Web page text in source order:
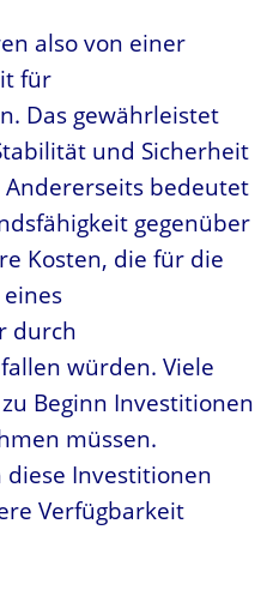
also von einer
für
Das gewährleistet
und Sicherheit
bedeutet
gegenüber
Kosten, die für die
durch
würden. Viele
Beginn Investitionen
müssen.
Investitionen
Verfügbarkeit